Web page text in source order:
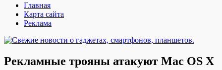
Главная
Карта сайта
Реклама
Рекламные трояны атакуют Mac OS X